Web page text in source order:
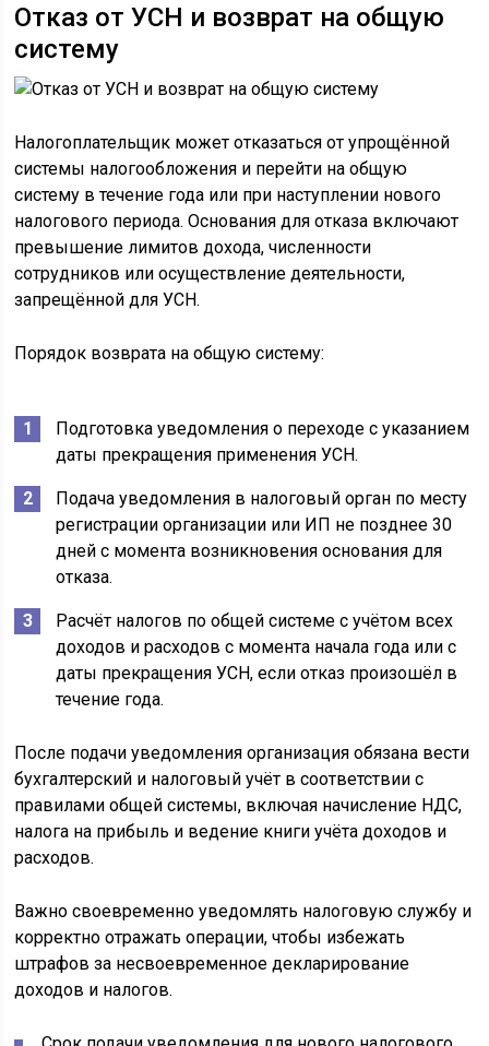
Отказ от УСН и возврат на общую
систему
Налогоплательщик может отказаться от упрощённой
системы налогообложения и перейти на общую
систему в течение года или при наступлении нового
налогового периода. Основания для отказа включают
превышение лимитов дохода, численности
сотрудников или осуществление деятельности,
запрещённой для УСН.
Порядок возврата на общую систему:
Подготовка уведомления о переходе с указанием
даты прекращения применения УСН.
Подача уведомления в налоговый орган по месту
регистрации организации или ИП не позднее 30
дней с момента возникновения основания для
отказа.
Расчёт налогов по общей системе с учётом всех
доходов и расходов с момента начала года или с
даты прекращения УСН, если отказ произошёл в
течение года.
После подачи уведомления организация обязана вести
бухгалтерский и налоговый учёт в соответствии с
правилами общей системы, включая начисление НДС,
налога на прибыль и ведение книги учёта доходов и
расходов.
Важно своевременно уведомлять налоговую службу и
корректно отражать операции, чтобы избежать
штрафов за несвоевременное декларирование
доходов и налогов.